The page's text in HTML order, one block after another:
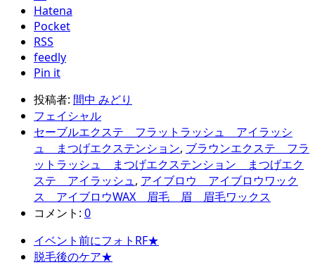
Hatena
Pocket
RSS
feedly
Pin it
投稿者: 間中 みどり
フェイシャル
セーブルエクステ フラットラッシュ アイラッシ
ュ まつげエクステンション, ブラウンエクステ フラ
ットラッシュ まつげエクステンション まつげエク
ステ アイラッシュ, アイブロウ アイブロウワック
ス アイブロウWAX 眉毛 眉 眉毛ワックス
コメント: 0
イベント前にフォトRF★
脱毛後のケア★